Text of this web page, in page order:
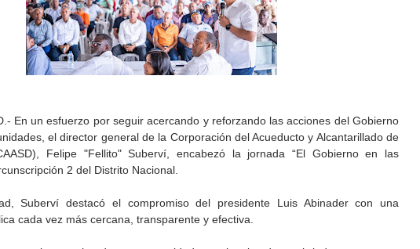
En un esfuerzo por seguir acercando y reforzando las acciones del Gobierno
el director general de la Corporación del Acueducto y Alcantarillado de
Felipe "Fellito" Suberví, encabezó la jornada “El Gobierno en las
2 del Distrito Nacional.
Suberví destacó el compromiso del presidente Luis Abinader con una
cada vez más cercana, transparente y efectiva.